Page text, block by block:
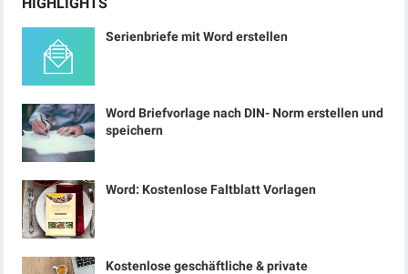
Serienbriefe mit Word erstellen
Word Briefvorlage nach DIN- Norm erstellen und
speichern
Word: Kostenlose Faltblatt Vorlagen
Kostenlose geschäftliche & private